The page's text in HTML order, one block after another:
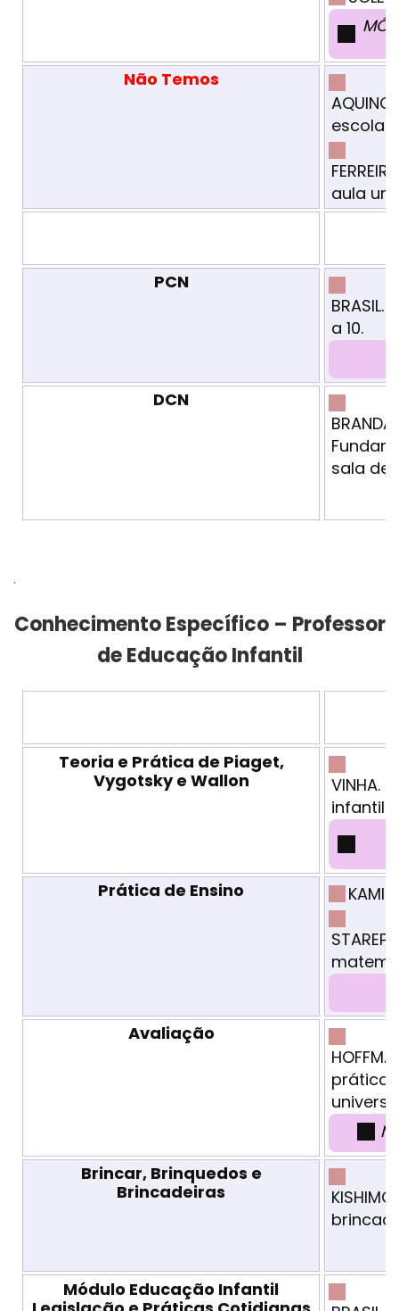
Não Temos
escola
aula
PCN
a 10.
DCN
sala de
.
Conhecimento Específico – Professor
de Educação Infantil
Teoria e Prática de Piaget,
Vygotsky e Wallon
VINHA.
infantil
Prática de Ensino
Avaliação
prática
Brincar, Brinquedos e
Brincadeiras
Módulo Educação Infantil